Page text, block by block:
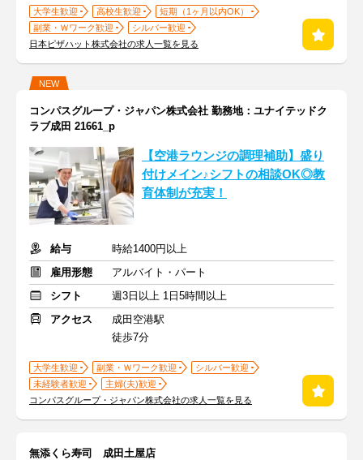
大学生歓迎 高校生歓迎
短期（1ヶ月以内OK）
副業・Ｗワーク歓迎
シルバー歓迎
日本ピザハット株式会社の求人一覧を見る
NEW
コンパスグループ・ジャパン株式会社 勤務地：ユナイテッドク
ラブ成田 21661_p
【空港ラウンジの調理補助】盛り
付けメイン♪シフトの相談OK◎教
育体制が充実！
給与
時給1400円以上
雇用形態
アルバイト・パート
シフト
週3日以上 1日5時間以上
アクセス
成田空港駅
徒歩7分
大学生歓迎 副業・Ｗワーク歓迎
シルバー歓迎
未経験者歓迎
主婦(夫)歓迎
コンパスグループ・ジャパン株式会社の求人一覧を見る
無添くら寿司 成田土屋店